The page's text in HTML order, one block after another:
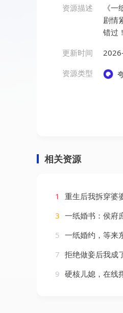
资源描述
《
剧情
错过！
更新时间
资源类型
相关资源
1 重生后我拆穿婆
3 一纸婚书：侯府庶子错娶
5 一纸婚约，等来东北小悍
7 拒绝做妾后我成了
9 硬核儿媳，在线